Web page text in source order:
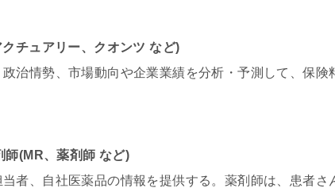
チュアリー、クオンツ など)
治情勢、市場動向や企業業績を分析・予測して、保険
師(MR、薬剤師 など)
当者、自社医薬品の情報を提供する。薬剤師は、患者さ